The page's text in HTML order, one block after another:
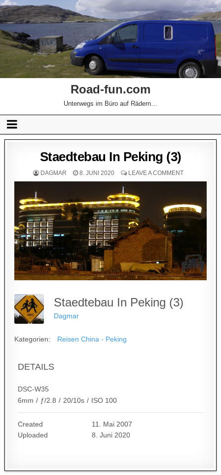
Road-fun.com
Unterwegs im Büro auf Rädern…
Staedtebau In Peking (3)
DAGMAR 8. JUNI 2020 LEAVE A COMMENT
Staedtebau In Peking (3)
Dagmar
Kategorien: Reisen China - Peking
DETAILS
DSC-W35
6mm / ƒ/2.8 / 20/10s / ISO 100
Created
11. Mai 2007
Uploaded
8. Juni 2020